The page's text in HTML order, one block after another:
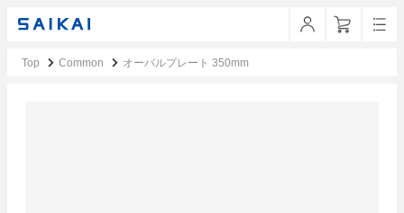
Top Common オーバルプレート 350mm